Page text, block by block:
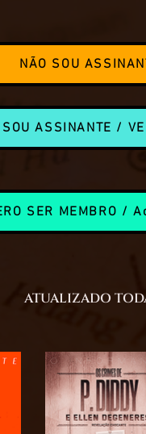
NÃO SOU
ASSINANTE /
SER MEMBRO /
ATUALIZADO